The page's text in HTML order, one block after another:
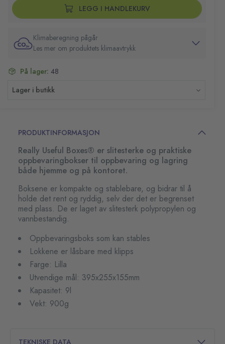
LEGG I HANDLEKURV
Klimaberegning pågår
Les mer om produktets klimaavtrykk
På lager: 48
Lager i butikk
PRODUKTINFORMASJON
Really Useful Boxes® er slitesterke og praktiske
oppbevaringbokser til oppbevaring og lagring
både hjemme og på kontoret.
Boksene er kompakte og stablebare, og bidrar til å
holde det rent og ryddig, selv der det er begrenset
med plass. De er laget av slitesterk polypropylen og
vannbestandig.
Oppbevaringsboks som kan stables
Lokkene er låsbare med klipps
Farge: Lilla
Utvendige mål: 395x255x155mm
Kapasitet: 9l
Vekt: 900g
TEKNISKE DATA